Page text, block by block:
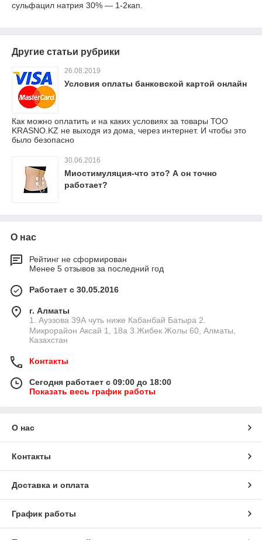
сульфацил натрия 30% ― 1-2кап.
Другие статьи рубрики
26.08.2019
Условия оплаты банковской картой онлайн
Как можно оплатить и на каких условиях за товары ТОО
KRASNO.KZ не выходя из дома, через интернет. И чтобы это
было безопасно
30.06.2016
Миостимуляция-что это? А он точно
работает?
О нас
Рейтинг не сформирован
Менее 5 отзывов за последний год
Работает с 30.05.2016
г. Алматы
1. Ауэзова 39А чуть ниже Кабанбай Батыра ㅤㅤㅤㅤㅤㅤㅤㅤㅤㅤㅤㅤㅤㅤ2. ​
Микрорайон Аксай 1, 18а 3.Жибек Жолы 60, Алматы,
Казахстан
Контакты
Сегодня работает с 09:00 до 18:00
Показать весь график работы
О нас
Контакты
Доставка и оплата
График работы